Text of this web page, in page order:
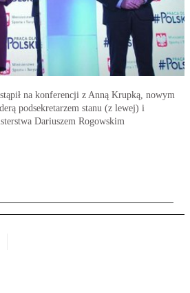
na konferencji z Anną Krupką, nowym
podsekretarzem stanu (z lewej) i
Dariuszem Rogowskim